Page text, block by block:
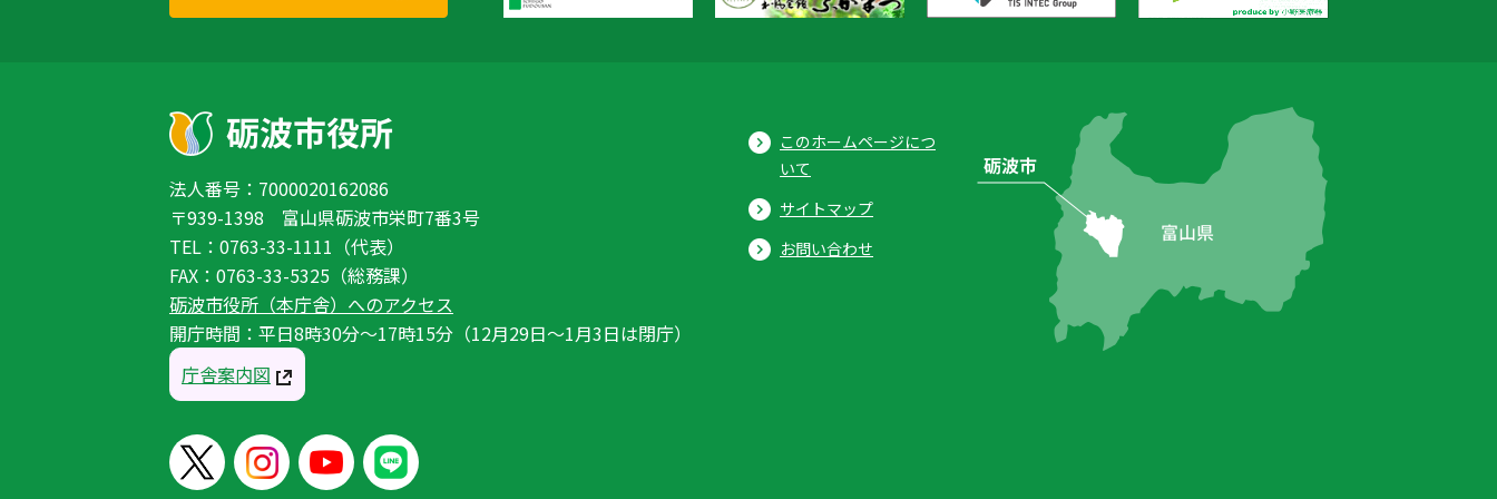
法人番号：7000020162086
〒939-1398 富山県砺波市栄町7番3号
TEL：0763-33-1111（代表）
FAX：0763-33-5325（総務課）
砺波市役所（本庁舎）へのアクセス
開庁時間：平日8時30分〜17時15分（12月29日〜1月3日は閉庁）
庁舎案内図
このホームページにつ
いて
サイトマップ
お問い合わせ